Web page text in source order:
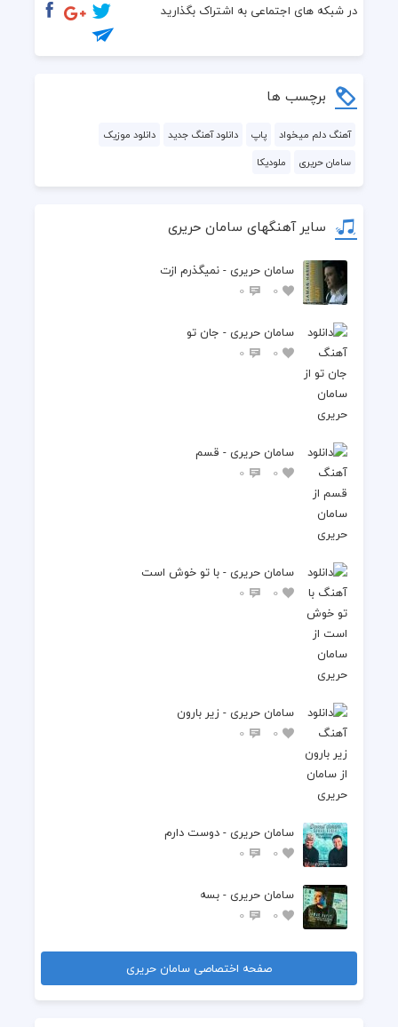
در شبکه های اجتماعی به اشتراک بگذارید
برچسب ها
آهنگ دلم میخواد پاپ دانلود آهنگ جدید
دانلود موزیک
سامان حریری
ملودیکا
سایر آهنگهای سامان حریری
سامان حریری - نمیگذرم ازت
0
0
سامان حریری - جان تو
0
0
سامان حریری - قسم
0
0
سامان حریری - با تو خوش است
0
0
سامان حریری - زیر بارون
0
0
سامان حریری - دوست دارم
0
0
سامان حریری - بسه
0
0
صفحه اختصاصی سامان حریری